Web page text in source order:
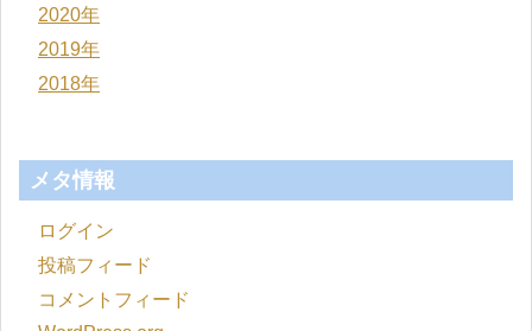
2020年
2019年
2018年
メタ情報
ログイン
投稿フィード
コメントフィード